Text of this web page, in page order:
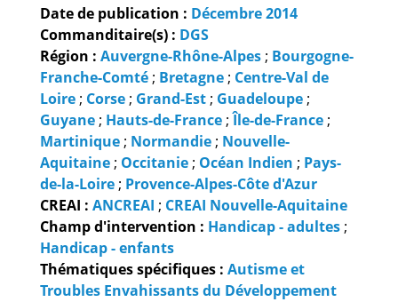
Projets Fédéraux
Espace emploi
Guides et outils
Actualités
ARSENE
Date de publication : Décembre2014
Commanditaire(s) : DGS
Région : Auvergne-Rhône-Alpes ; Bourgogne-
Franche-Comté ; Bretagne ; Centre-Val de
Loire ; Corse ; Grand-Est ; Guadeloupe ;
Guyane ; Hauts-de-France ;Île-de-France ;
Martinique ; Normandie ; Nouvelle-
Aquitaine ; Occitanie ; Océan Indien ; Pays-
de-la-Loire ; Provence-Alpes-Côte d'Azur
CREAI : ANCREAI ; CREAI Nouvelle-Aquitaine
Champ d'intervention : Handicap - adultes ;
Handicap - enfants
Thématiques spécifiques : Autisme et
Troubles Envahissants du Développement